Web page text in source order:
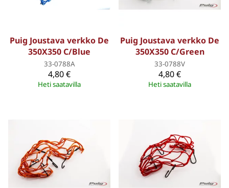
Puig Joustava verkko De
350X350 C/Blue
33-0788A
4,80 €
Heti saatavilla
Puig Joustava verkko De
350X350 C/Green
33-0788V
4,80 €
Heti saatavilla